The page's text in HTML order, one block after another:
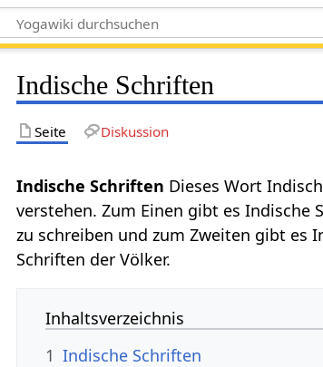
Indische Schriften
Seite Diskussion
Indische Schriften Dieses Wort
verstehen. Zum Einen gibt es Indische
zu schreiben und zum Zweiten gibt es
Schriften der Völker.
Inhaltsverzeichnis
1 Indische Schriften